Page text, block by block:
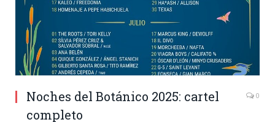
Noches del Botánico 2025: cartel
completo
0